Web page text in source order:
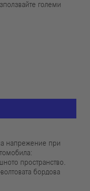
големи
напрежение при
пространство.
бордова